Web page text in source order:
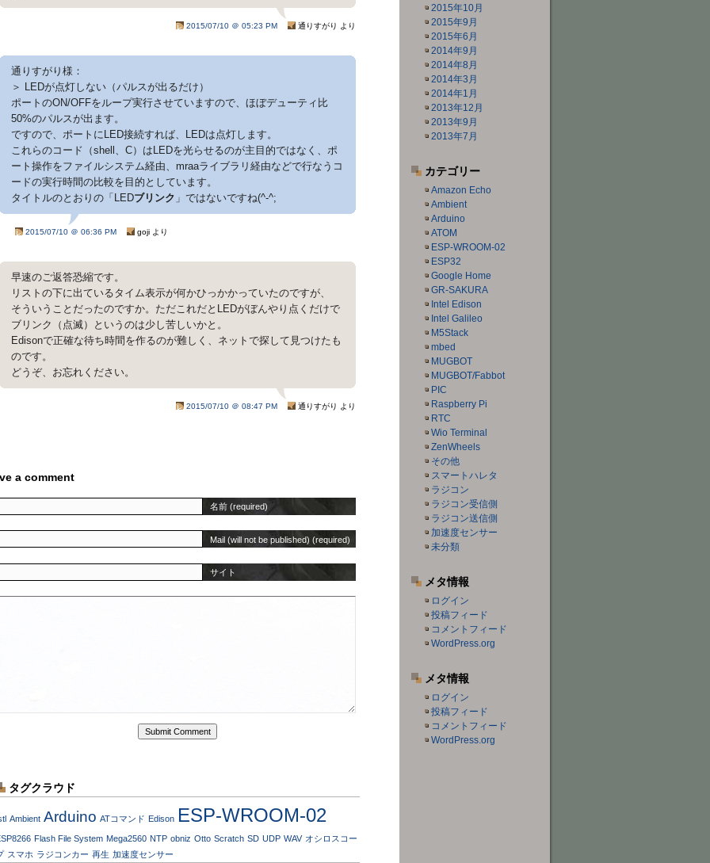
2015/07/10 ＠ 05:23 PM 通りすがり より
通りすがり様：
＞ LEDが点灯しない（パルスが出るだけ）
ポートのON/OFFをループ実行させていますので、ほぼデューティ比
50%のパルスが出ます。
ですので、ポートにLED接続すれば、LEDは点灯します。
これらのコード（shell、C）はLEDを光らせるのが主目的ではなく、ポ
ート操作をファイルシステム経由、mraaライブラリ経由などで行なうコ
ードの実行時間の比較を目的としています。
タイトルのとおりの「LEDブリンク 」ではないですね(^-^;
2015/07/10 ＠ 06:36 PM goji より
早速のご返答恐縮です。
リストの下に出ているタイム表示が何かひっかかっていたのですが、
そういうことだったのですか。ただこれだとLEDがぼんやり点くだけで
ブリンク（点滅）というのは少し苦しいかと。
Edisonで正確な待ち時間を作るのが難しく、ネットで探して見つけたも
のです。
どうぞ、お忘れください。
2015/07/10 ＠ 08:47 PM 通りすがり より
a comment
名前 (required)
Mail (will not be published) (required)
サイト
2015年10月
2015年9月
2015年6月
2014年9月
2014年8月
2014年3月
2014年1月
2013年12月
2013年9月
2013年7月
カテゴリー
Amazon Echo
Ambient
Arduino
ATOM
ESP-WROOM-02
ESP32
Google Home
GR-SAKURA
Intel Edison
Intel Galileo
M5Stack
mbed
MUGBOT
MUGBOT/Fabbot
PIC
Raspberry Pi
RTC
Wio Terminal
ZenWheels
その他
スマートハレタ
ラジコン
ラジコン受信側
ラジコン送信側
加速度センサー
未分類
メタ情報
ログイン
投稿フィード
コメントフィード
WordPress.org
メタ情報
ログイン
投稿フィード
コメントフィード
WordPress.org
タグクラウド
Ambient Arduino ATコマンド Edison ESP-WROOM-02
Flash File System Mega2560 NTP obniz Otto Scratch SD UDP WAV オシロスコー
スマホ ラジコンカー 再生 加速度センサー